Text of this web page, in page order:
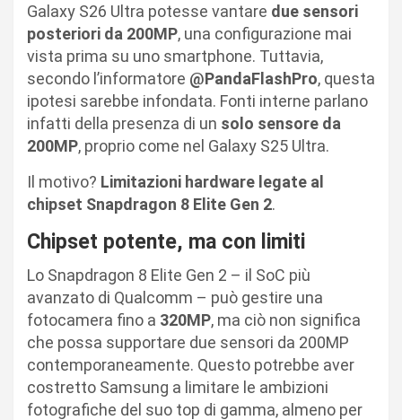
Galaxy S26 Ultra potesse vantare due sensori
posteriori da 200MP, una configurazione mai
vista prima su uno smartphone. Tuttavia,
secondo l’informatore @PandaFlashPro, questa
ipotesi sarebbe infondata. Fonti interne parlano
infatti della presenza di un solo sensore da
200MP, proprio come nel Galaxy S25 Ultra.
Il motivo? Limitazioni hardware legate al
chipset Snapdragon 8 Elite Gen 2.
Chipset potente, ma con limiti
Lo Snapdragon 8 Elite Gen 2 – il SoC più
avanzato di Qualcomm – può gestire una
fotocamera fino a 320MP, ma ciò non significa
che possa supportare due sensori da 200MP
contemporaneamente. Questo potrebbe aver
costretto Samsung a limitare le ambizioni
fotografiche del suo top di gamma, almeno per